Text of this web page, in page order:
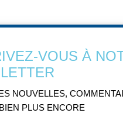
VOUS À
NOUVELLES,
PLUS ENCORE